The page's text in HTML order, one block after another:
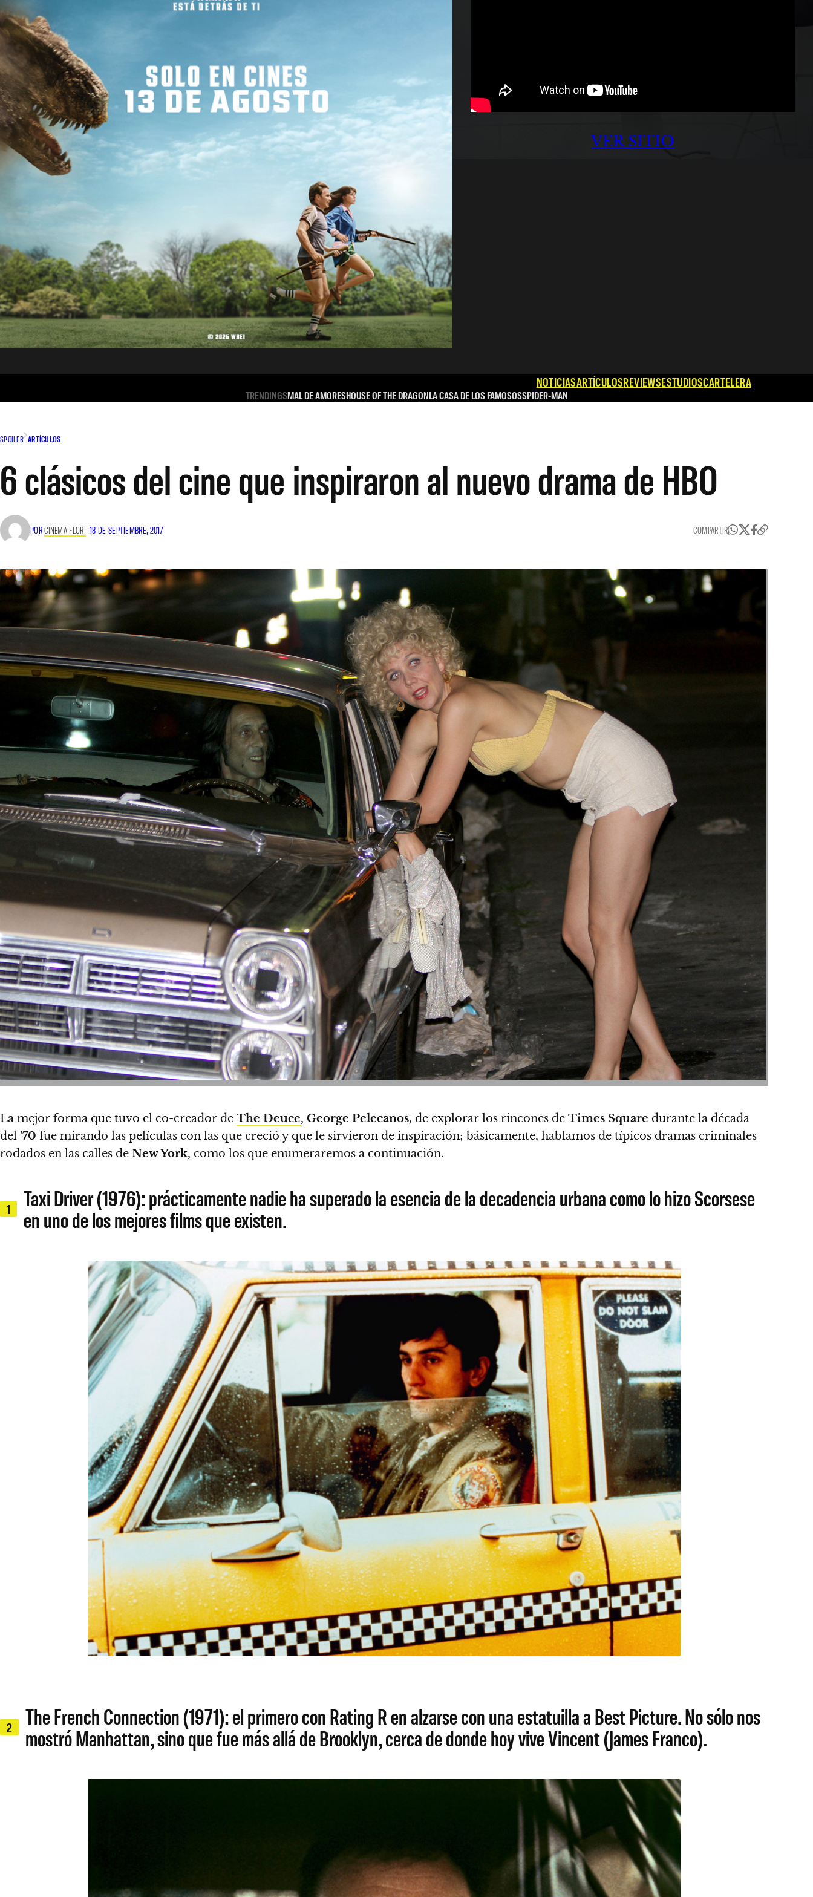
VER SITIO
NOTICIASARTÍCULOSREVIEWSESTUDIOSCARTELERA
TRENDINGSMAL DE AMORESHOUSE OF THE DRAGONLA CASA DE LOS FAMOSOSSPIDER-MAN
SPOILER ARTÍCULOS
6 clásicos del cine que inspiraron al nuevo drama de HBO
PORCINEMA FLOR –18 DE SEPTIEMBRE, 2017 COMPARTIR
La mejor forma que tuvo el co-creador de The Deuce, George Pelecanos, de explorar los rincones de Times Square durante la década
del ’70 fue mirando las películas con las que creció y que le sirvieron de inspiración; básicamente, hablamos de típicos dramas criminales
rodados en las calles de New York, como los que enumeraremos a continuación.
1
Taxi Driver (1976): prácticamente nadie ha superado la esencia de la decadencia urbana como lo hizo Scorsese
en uno de los mejores films que existen.
2
The French Connection (1971): el primero con Rating R en alzarse con una estatuilla a Best Picture. No sólo nos
mostró Manhattan, sino que fue más allá de Brooklyn, cerca de donde hoy vive Vincent (James Franco).